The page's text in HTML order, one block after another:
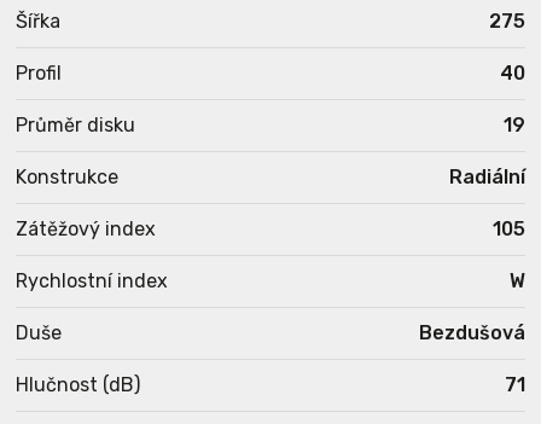
Šířka 275
Profil 40
Průměr disku 19
Konstrukce Radiální
Zátěžový index 105
Rychlostní index W
Duše Bezdušová
Hlučnost (dB) 71